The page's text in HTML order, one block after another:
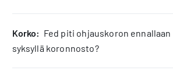
korko: Fed piti ohjauskoron ennallaan
syksyllä koronnosto?